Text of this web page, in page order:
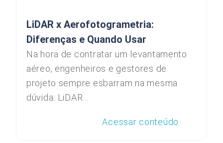
LiDAR x Aerofotogrametria:
Diferenças e Quando Usar
Na hora de contratar um levantamento
aéreo, engenheiros e gestores de
projeto sempre esbarram na mesma
dúvida: LiDAR...
Acessar conteúdo